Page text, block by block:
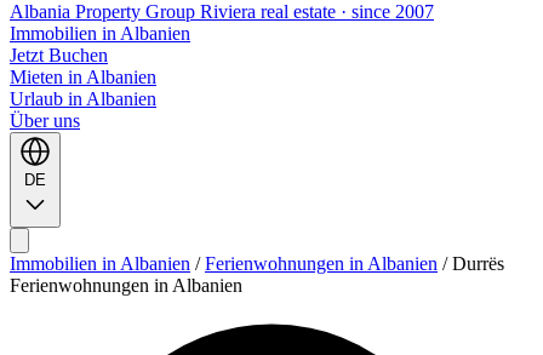
Albania Property Group Riviera real estate · since 2007
Immobilien in Albanien
Jetzt Buchen
Mieten in Albanien
Urlaub in Albanien
Über uns
DE
Immobilien in Albanien / Ferienwohnungen in Albanien / Durrës
Ferienwohnungen in Albanien